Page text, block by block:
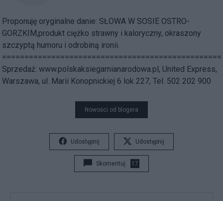
Proponuję oryginalne danie: SŁOWA W SOSIE OSTRO-
GORZKIM,produkt ciężko strawny i kaloryczny, okraszony
szczyptą humoru i odrobiną ironii.
=================================================
Sprzedaż: www.polskaksiegarnianarodowa.pl, United Express,
Warszawa, ul. Marii Konopnickiej 6 lok 227, Tel. 502 202 900
Nowości od blogera
Udostępnij Udostępnij
Skomentuj 17